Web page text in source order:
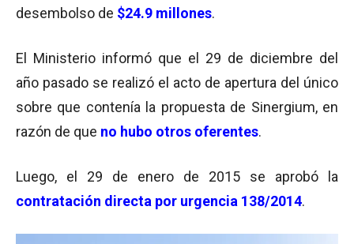
desembolso de $24.9 millones.
El Ministerio informó que el 29 de diciembre del
año pasado se realizó el acto de apertura del único
sobre que contenía la propuesta de Sinergium, en
razón de que no hubo otros oferentes.
Luego, el 29 de enero de 2015 se aprobó la
contratación directa por urgencia 138/2014.